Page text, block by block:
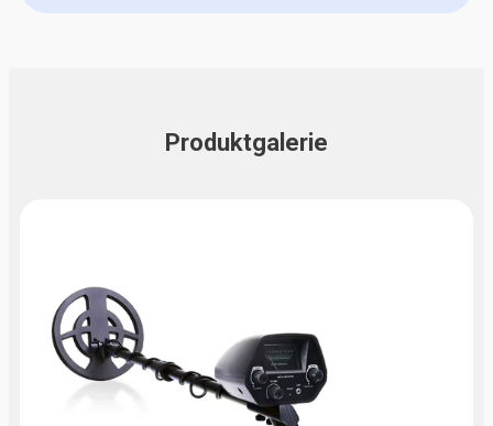
Produktgalerie